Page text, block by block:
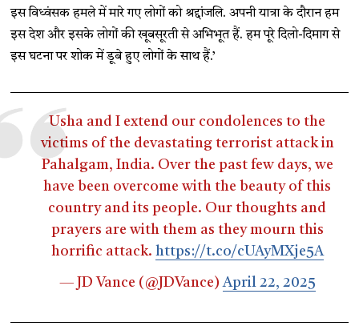
इस विध्वंसक हमले में मारे गए लोगों को श्रद्दांजलि. अपनी यात्रा के दौरान हम
इस देश और इसके लोगों की खूबसूरती से अभिभूत हैं. हम पूरे दिलो-दिमाग से
इस घटना पर शोक में डूबे हुए लोगों के साथ हैं.’
Usha and I extend our condolences to the
victims of the devastating terrorist attack in
Pahalgam, India. Over the past few days, we
have been overcome with the beauty of this
country and its people. Our thoughts and
prayers are with them as they mourn this
horrific attack. https://t.co/cUAyMXje5A
— JD Vance (@JDVance)April 22, 2025